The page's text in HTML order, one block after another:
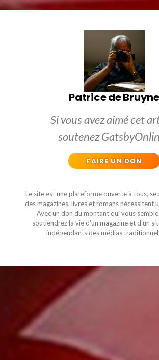
Patrice de Bruyne
Si vous avez aimé cet
soutenez
FAIRE UN DON
Le site est une plateforme ouverte à tous,
des magazines, livres et romans nécessitent
Avec un don du montant qui vous
soutiendrez la vie d'un magazine et d'un
indépendants des médias